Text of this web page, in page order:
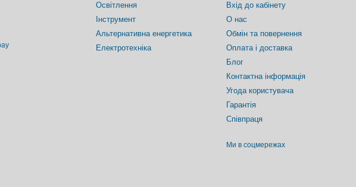
Освітлення
Інструмент
Альтернативна енергетика
Електротехніка
Вхід до кабінету
О нас
Обмін та повернення
Оплата і доставка
Блог
Контактна інформація
Угода користувача
Гарантія
Співпраця
Ми в соцмережах